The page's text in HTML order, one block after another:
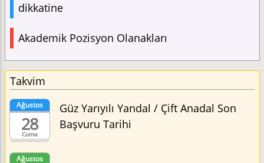
dikkatine
Akademik Pozisyon Olanakları
Takvim
Cuma
Ağustos
28
Güz Yarıyılı Yandal / Çift Anadal Son
Başvuru Tarihi
Ağustos